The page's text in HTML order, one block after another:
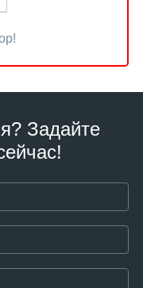
Задайте